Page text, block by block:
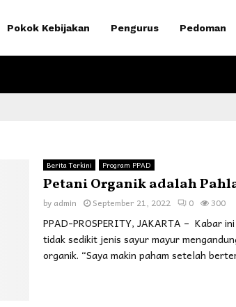
Pokok Kebijakan Pengurus Pedoman
Berita Terkini Program PPAD
Petani Organik adalah
by admin September 21, 2022 0 300
PPAD-PROSPERITY, JAKARTA – Kabar
tidak sedikit jenis sayur mayur
organik. “Saya makin paham setelah